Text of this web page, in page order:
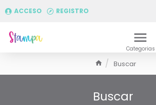
ACCESO REGISTRO
Buscar
Buscar